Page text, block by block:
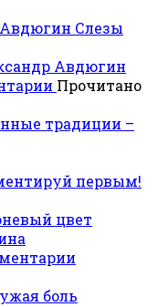
Слезы
Авдюгин
Прочитано
традиции –
первым!
цвет
боль